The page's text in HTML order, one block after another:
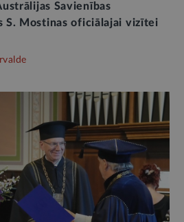
Savienības
S. Mostinas oficiālajai vizītei